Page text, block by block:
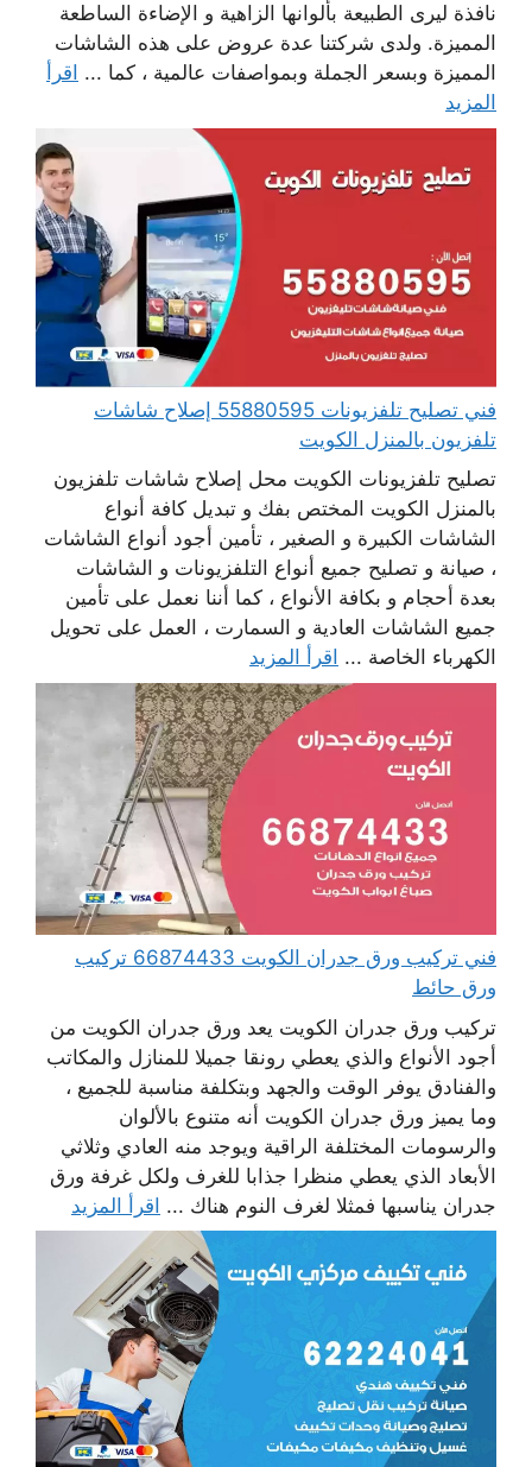
نافذة ليرى الطبيعة بألوانها الزاهية و الإضاءة الساطعة
المميزة. ولدى شركتنا عدة عروض على هذه الشاشات
المميزة وبسعر الجملة وبمواصفات عالمية ، كما ... اقرأ
المزيد
فني تصليح تلفزيونات 55880595 إصلاح شاشات
تلفزيون بالمنزل الكويت
تصليح تلفزيونات الكويت محل إصلاح شاشات تلفزيون
بالمنزل الكويت المختص بفك و تبديل كافة أنواع
الشاشات الكبيرة و الصغير ، تأمين أجود أنواع الشاشات
، صيانة و تصليح جميع أنواع التلفزيونات و الشاشات
بعدة أحجام و بكافة الأنواع ، كما أننا نعمل على تأمين
جميع الشاشات العادية و السمارت ، العمل على تحويل
الكهرباء الخاصة ... اقرأ المزيد
فني تركيب ورق جدران الكويت 66874433 تركيب
ورق حائط
تركيب ورق جدران الكويت يعد ورق جدران الكويت من
أجود الأنواع والذي يعطي رونقا جميلا للمنازل والمكاتب
والفنادق يوفر الوقت والجهد وبتكلفة مناسبة للجميع ،
وما يميز ورق جدران الكويت أنه متنوع بالألوان
والرسومات المختلفة الراقية ويوجد منه العادي وثلاثي
الأبعاد الذي يعطي منظرا جذابا للغرف ولكل غرفة ورق
جدران يناسبها فمثلا لغرف النوم هناك ... اقرأ المزيد